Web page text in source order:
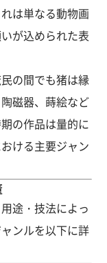
は単なる動物画
が込められた表
の間でも猪は縁
磁器、蒔絵など
の作品は量的に
ける主要ジャン
途・技法によっ
ンルを以下に詳